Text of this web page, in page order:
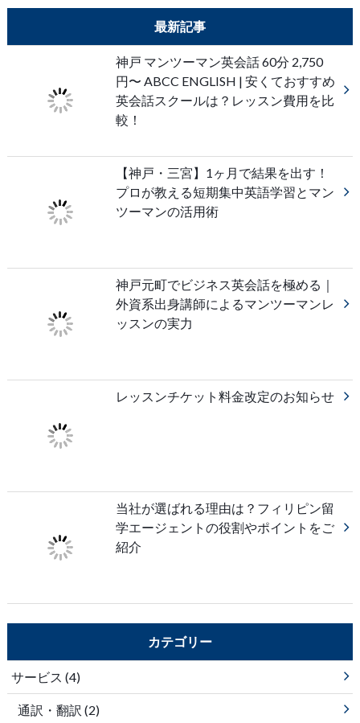
最新記事
神戸 マンツーマン英会話 60分 2,750
円〜 ABCC ENGLISH | 安くておすすめ
英会話スクールは？レッスン費用を比
較！
【神戸・三宮】1ヶ月で結果を出す！
プロが教える短期集中英語学習とマン
ツーマンの活用術
神戸元町でビジネス英会話を極める｜
外資系出身講師によるマンツーマンレ
ッスンの実力
レッスンチケット料金改定のお知らせ
当社が選ばれる理由は？フィリピン留
学エージェントの役割やポイントをご
紹介
カテゴリー
サービス (4)
通訳・翻訳 (2)